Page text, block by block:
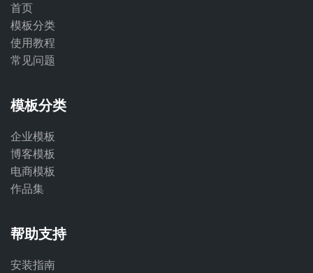
首页
模板分类
使用教程
常见问题
模板分类
企业模板
博客模板
电商模板
作品集
帮助支持
安装指南